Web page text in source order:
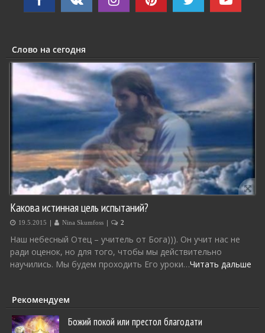
Слово на сегодня
Какова истинная цель испытаний?
19.5.2015 | Nina Skumfoss | 2
Наш небесный Отец – учитель от Бога))). Он учит нас не
ради оценок, но для того, чтобы мы действительно
научились. Мы будем проходить Его уроки…Читать дальше
Рекомендуем
Божий покой или престол благодати